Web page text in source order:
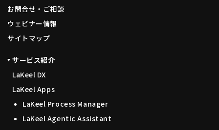
お問合せ・ご相談
ウェビナー情報
サイトマップ
サービス紹介
LaKeel DX
LaKeel Apps
LaKeel Process Manager
LaKeel Agentic Assistant